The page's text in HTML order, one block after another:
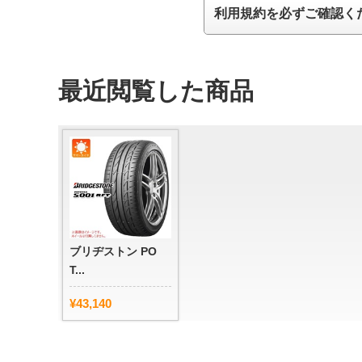
利用規約を必ずご確認く
最近閲覧した商品
ブリヂストン PO
T...
¥43,140